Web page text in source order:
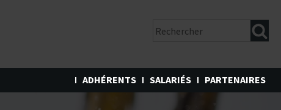
ADHÉRENTS SALARIÉS PARTENAIRES